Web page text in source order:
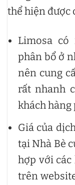
thể hiện được
Limosa
phân bổ ở
nên cung
rất nhanh
khách hàng
Giá của
tại Nhà Bè
hợp với các
trên